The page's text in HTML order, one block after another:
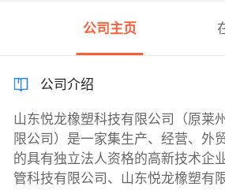
公司主页
公司介绍
山东悦龙橡塑科技有限公司（原莱
限公司）是一家集生产、经营、外
的具有独立法人资格的高新技术企
管科技有限公司、山东悦龙橡塑有